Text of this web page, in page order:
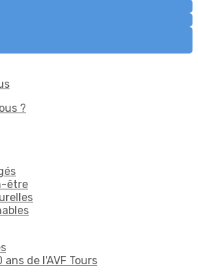
?
être
ans de l'AVF Tours